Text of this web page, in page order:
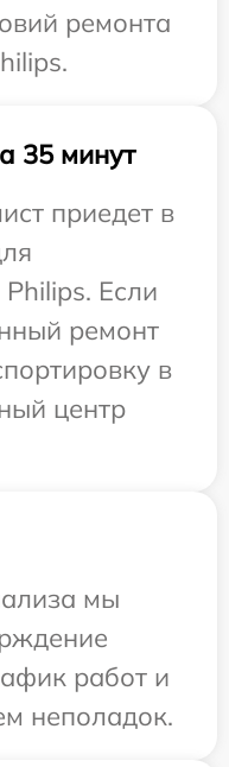
ремонта
35 минут
приедет в
Если
ремонт
в
центр
мы
работ и
неполадок.